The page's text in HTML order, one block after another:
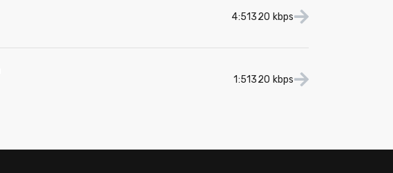
4:51320 kbps
1:51320 kbps